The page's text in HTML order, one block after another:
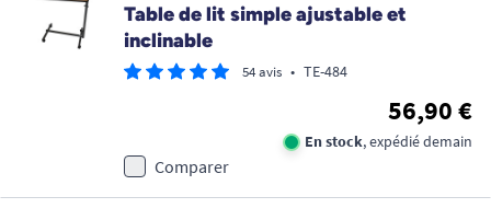
Table de lit simple ajustable et
inclinable
54 avis • TE-484
56,90 €
En stock, expédié demain
Comparer